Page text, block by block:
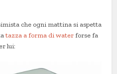
che ogni mattina si aspetta
tazza a forma di waterforse fa
lui: